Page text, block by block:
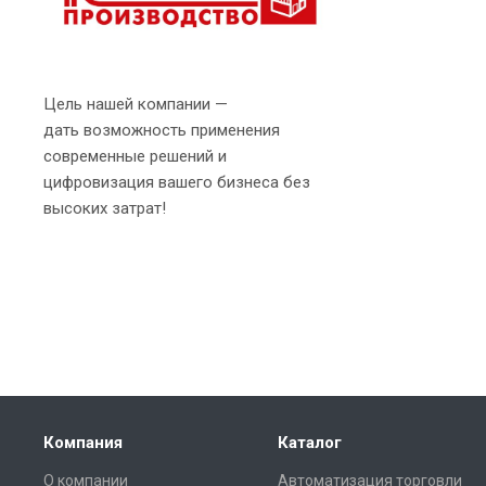
Цель нашей компании —
дать возможность применения
современные решений и
цифровизация вашего бизнеса без
высоких затрат!
Компания
О компании
Каталог
Автоматизация торговли